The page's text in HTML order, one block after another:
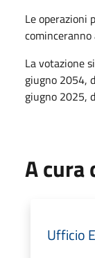
Le operazioni
La votazione
giugno 2054,
giugno 2025,
A cura
Ufficio